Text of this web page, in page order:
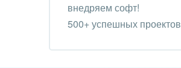
Внедрение для медицины
внедряем софт!
500+ успешных